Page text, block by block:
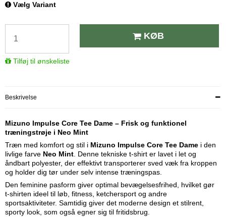
Vælg Variant
KØB
Tilføj til ønskeliste
Beskrivelse
Mizuno Impulse Core Tee Dame – Frisk og funktionel
træningstrøje i Neo Mint
Træn med komfort og stil i Mizuno Impulse Core Tee Dame i den
livlige farve Neo Mint . Denne tekniske t-shirt er lavet i let og
åndbart polyester, der effektivt transporterer sved væk fra kroppen
og holder dig tør under selv intense træningspas.
Den feminine pasform giver optimal bevægelsesfrihed, hvilket gør
t-shirten ideel til løb, fitness, ketchersport og andre
sportsaktiviteter. Samtidig giver det moderne design et stilrent,
sporty look, som også egner sig til fritidsbrug.